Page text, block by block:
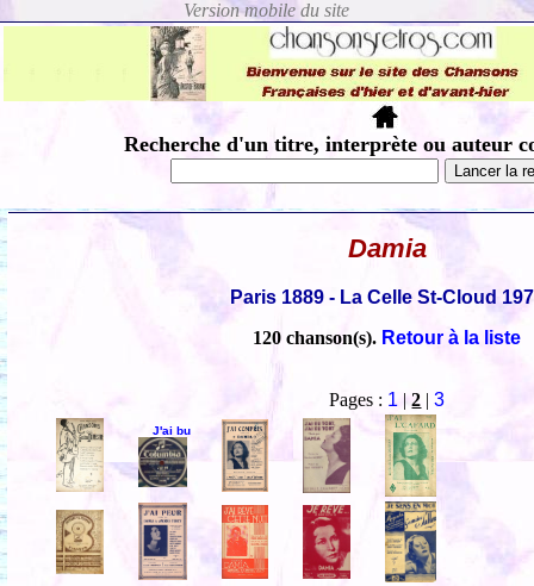
Recherche d'un titre, interprète ou auteur
Damia
Paris 1889 - La Celle St-Cloud
120 chanson(s). Retour à la liste
Pages : 1 |2 |3
J'ai bu